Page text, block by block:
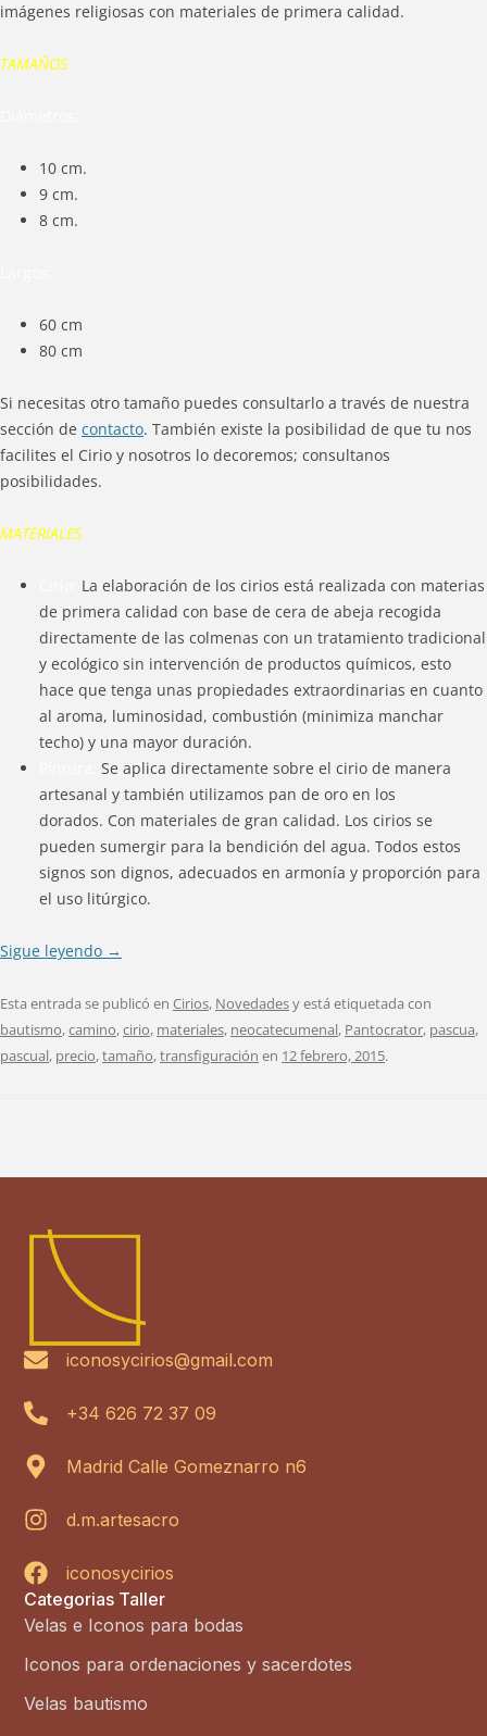
imágenes religiosas con materiales de primera calidad.
TAMAÑOS
10 cm.
9 cm.
8 cm.
60 cm
80 cm
Si necesitas otro tamaño puedes consultarlo a través de nuestra
sección de contacto. También existe la posibilidad de que tu nos
facilites el Cirio y nosotros lo decoremos; consultanos
posibilidades.
MATERIALES
La elaboración de los cirios está realizada con materias
de primera calidad con base de cera de abeja recogida
directamente de las colmenas con un tratamiento tradicional
y ecológico sin intervención de productos químicos, esto
hace que tenga unas propiedades extraordinarias en cuanto
al aroma, luminosidad, combustión (minimiza manchar
techo) y una mayor duración.
Se aplica directamente sobre el cirio de manera
artesanal y también utilizamos pan de oro en los
dorados. Con materiales de gran calidad. Los cirios se
pueden sumergir para la bendición del agua. Todos estos
signos son dignos, adecuados en armonía y proporción para
el uso litúrgico.
Sigue leyendo →
Esta entrada se publicó en Cirios, Novedadesy está etiquetada con
bautismo,camino,cirio, materiales, neocatecumenal, Pantocrator, pascua,
pascual, precio,tamaño,transfiguración en 12 febrero, 2015.
iconosycirios@gmail.com
+34 626 72 37 09
Madrid Calle Gomeznarro n6
d.m.artesacro
iconosycirios
Categorias Taller
Velas e Iconos para bodas
Iconos para ordenaciones y sacerdotes
Velas bautismo